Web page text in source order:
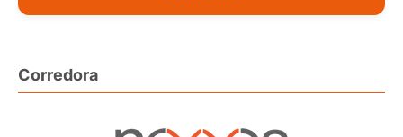
Corredora